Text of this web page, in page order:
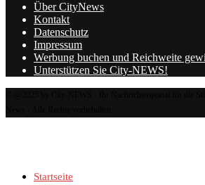
Über CityNews
Kontakt
Datenschutz
Impressum
Werbung buchen und Reichweite
Unterstützen Sie City-NEWS!
Startseite